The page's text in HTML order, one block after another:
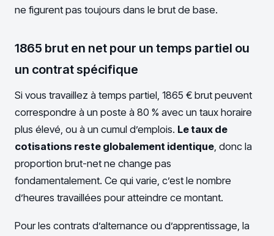
ne figurent pas toujours dans le brut de base.
1865 brut en net pour un temps partiel ou
un contrat spécifique
Si vous travaillez à temps partiel, 1865 € brut peuvent
correspondre à un poste à 80 % avec un taux horaire
plus élevé, ou à un cumul d’emplois. Le taux de
cotisations reste globalement identique, donc la
proportion brut-net ne change pas
fondamentalement. Ce qui varie, c’est le nombre
d’heures travaillées pour atteindre ce montant.
Pour les contrats d’alternance ou d’apprentissage, la